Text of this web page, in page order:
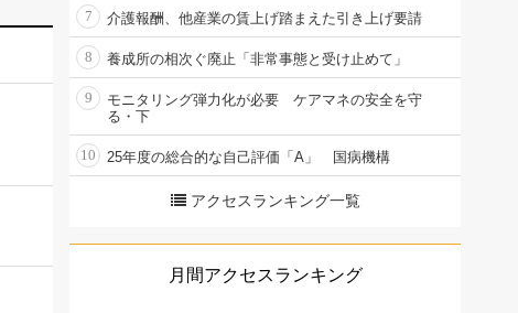
7 介護報酬、他産業の賃上げ踏まえた引き上げ要請
8 養成所の相次ぐ廃止「非常事態と受け止めて」
9
モニタリング弾力化が必要 ケアマネの安全を守
る・下
10 25年度の総合的な自己評価「A」 国病機構
アクセスランキング一覧
月間アクセスランキング